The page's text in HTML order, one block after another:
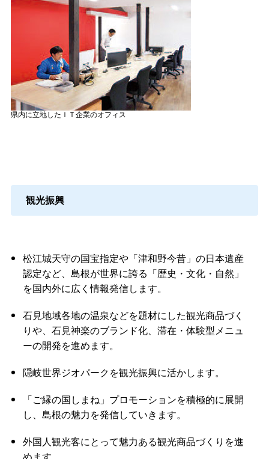
県内に立地したＩＴ企業のオフィス
観光振興
松江城天守の国宝指定や「津和野今昔」の日本遺産
認定など、島根が世界に誇る「歴史・文化・自然」
を国内外に広く情報発信します。
石見地域各地の温泉などを題材にした観光商品づく
りや、石見神楽のブランド化、滞在・体験型メニュ
ーの開発を進めます。
隠岐世界ジオパークを観光振興に活かします。
「ご縁の国しまね」プロモーションを積極的に展開
し、島根の魅力を発信していきます。
外国人観光客にとって魅力ある観光商品づくりを進